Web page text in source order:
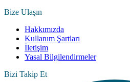
Bize Ulaşın
Hakkımızda
Kullanım Şartları
İletişim
Yasal Bilgilendirmeler
Bizi Takip Et